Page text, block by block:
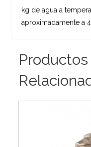
kg de agua a
aproximadamente a
Productos